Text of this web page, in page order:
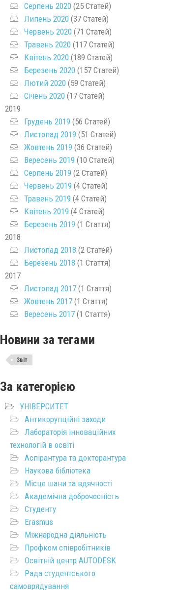
Серпень 2020(25 Статей)
Липень 2020(37 Статей)
Червень 2020(71 Статей)
Травень 2020(117 Статей)
Квітень 2020(189 Статей)
Березень 2020(157 Статей)
Лютий 2020(59 Статей)
Січень 2020(17 Статей)
2019
Грудень 2019 (56 Статей)
Листопад 2019 (51 Статей)
Жовтень 2019 (36 Статей)
Вересень 2019 (10 Статей)
Серпень 2019 (2 Статей)
Червень 2019 (4 Статей)
Травень 2019 (4 Статей)
Квітень 2019 (4 Статей)
Березень 2019 (1 Стаття)
2018
Листопад 2018 (2 Статей)
Березень 2018 (1 Стаття)
2017
Листопад 2017(1 Стаття)
Жовтень 2017(1 Стаття)
Вересень 2017(1 Стаття)
Новини за тегами
Звіт
За категорією
УНІВЕРСИТЕТ
Антикорупційні заходи
Лабораторія інноваційних
технологій в освіті
Аспірантура та докторантура
Наукова бібліотека
Місце шани та вдячності
Академічна доброчесність
Студенту
Erasmus
Міжнародна діяльність
Профком співробітників
Освітній центр AUTODESK
Рада студентського
самоврядування